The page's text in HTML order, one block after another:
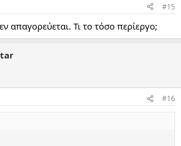
#15
απαγορεύεται. Τι το τόσο περίεργο;
#16